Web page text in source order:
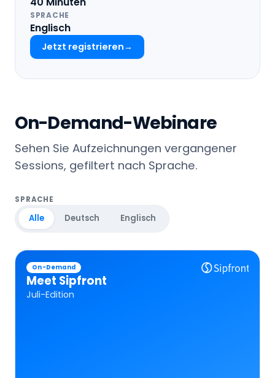
SPRACHE
Englisch
Jetzt registrieren
On-Demand-Webinare
Sehen Sie Aufzeichnungen vergangener
Sessions, gefiltert nach Sprache.
SPRACHE
Alle Deutsch Englisch
On-Demand
Meet Sipfront
Juli-Edition